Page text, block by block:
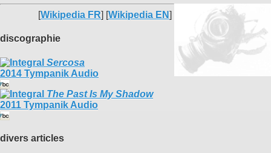
[Wikipedia FR] [Wikipedia EN]
discographie
Sercosa
2014 Tympanik Audio
The Past Is My Shadow
2011 Tympanik Audio
divers articles